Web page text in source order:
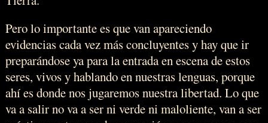
Pero lo importante es que van apareciendo
evidencias cada vez más concluyentes y hay que ir
preparándose ya para la entrada en escena de estos
seres, vivos y hablando en nuestras lenguas, porque
ahí es donde nos jugaremos nuestra libertad. Lo que
va a salir no va a ser ni verde ni maloliente, van a ser